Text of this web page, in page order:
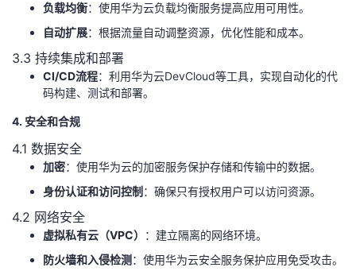
证
实
验
的
收议
负载均衡：使用华为云负载均衡服务提高应用可用性。
自动扩展：根据流量自动调整资源，优化性能和成本。
3.3 持续集成和部署
CI/CD流程：利用华为云DevCloud等工具，实现自动化的代
码构建、测试和部署。
4. 安全和合规
4.1 数据安全
加密：使用华为云的加密服务保护存储和传输中的数据。
身份认证和访问控制 ：确保只有授权用户可以访问资源。
4.2 网络安全
虚拟私有云（VPC）
：建立隔离的网络环境。
防火墙和入侵检测 ：使用华为云安全服务保护应用免受攻击。